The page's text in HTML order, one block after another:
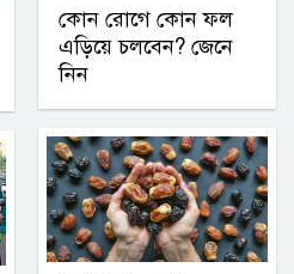
কোন রোগে কোন ফল
এড়িয়ে চলবেন? জেনে
নিন